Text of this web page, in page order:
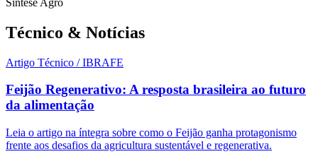
Técnico & Notícias
Artigo Técnico / IBRAFE
Feijão Regenerativo: A resposta brasileira ao futuro
da alimentação
Leia o artigo na íntegra sobre como o Feijão ganha protagonismo
frente aos desafios da agricultura sustentável e regenerativa.